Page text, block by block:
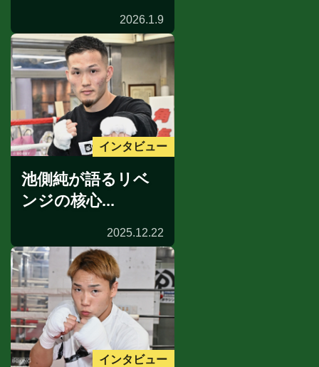
2026.1.9
インタビュー
池側純が語るリベ
ンジの核心...
2025.12.22
インタビュー